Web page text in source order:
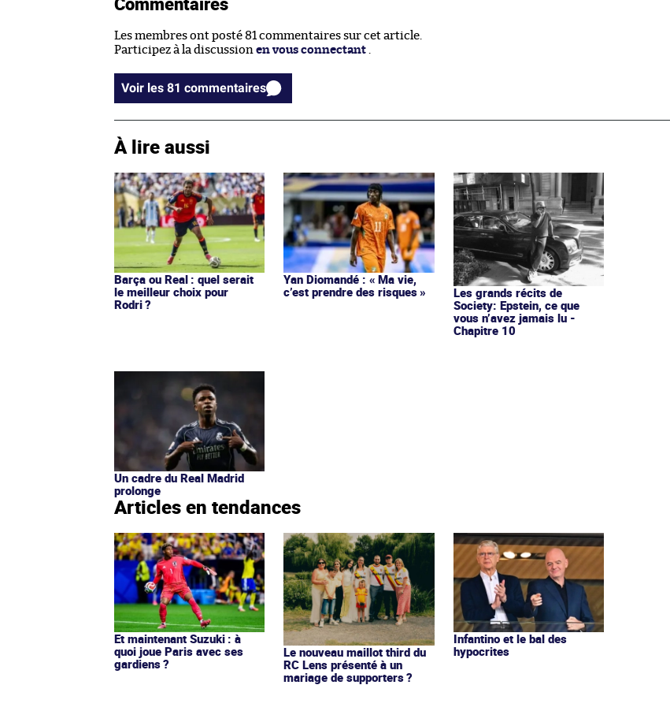
Les membres ont posté 81 commentaires sur cet article.
Participez à la discussion en vous connectant .
Voir les 81 commentaires
À lire aussi
Barça ou Real : quel serait
le meilleur choix pour
Rodri ?
Yan Diomandé : « Ma vie,
c’est prendre des risques »
Les grands récits de
Society: Epstein, ce que
vous n’avez jamais lu -
Chapitre 10
Un cadre du Real Madrid
prolonge
Articles en tendances
Et maintenant Suzuki : à
quoi joue Paris avec ses
gardiens ?
Le nouveau maillot third du
RC Lens présenté à un
mariage de supporters ?
Infantino et le bal des
hypocrites